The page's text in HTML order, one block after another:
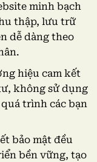
minh bạch
thập, lưu trữ
dễ dàng theo
hiệu cam kết
không sử dụng
trình các bạn
bảo mật đều
bền vững, tạo